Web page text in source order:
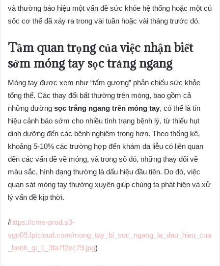
và thường báo hiệu một vấn đề sức khỏe hệ thống hoặc một cú
sốc cơ thể đã xảy ra trong vài tuần hoặc vài tháng trước đó.
Tầm quan trọng của việc nhận biết
sớm móng tay sọc trắng ngang
Móng tay được xem như “tấm gương” phản chiếu sức khỏe
tổng thể. Các thay đổi bất thường trên móng, bao gồm cả
những đường sọc trắng ngang trên móng tay, có thể là tín
hiệu cảnh báo sớm cho nhiều tình trạng bệnh lý, từ thiếu hụt
dinh dưỡng đến các bệnh nghiêm trọng hơn. Theo thống kê,
khoảng 5-10% các trường hợp đến khám da liễu có liên quan
đến các vấn đề về móng, và trong số đó, những thay đổi về
màu sắc, hình dạng thường là dấu hiệu đầu tiên. Do đó, việc
quan sát móng tay thường xuyên giúp chúng ta phát hiện và xử
lý vấn đề kịp thời.
/https://cms-prod.s3-
sgn09.fptcloud.com/mong_tay_bi_soc_ngang_la_dau_hieu_cua
_benh_gi_1_3fa7f2ec79.jpg)